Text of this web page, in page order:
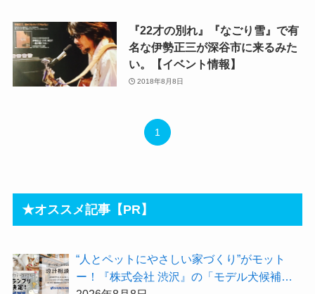
『22才の別れ』『なごり雪』で有
名な伊勢正三が深谷市に来るみた
い。【イベント情報】
2018年8月8日
1
★オススメ記事【PR】
“人とペットにやさしい家づくり”がモット
ー！『株式会社 渋沢』の「モデル犬候補」